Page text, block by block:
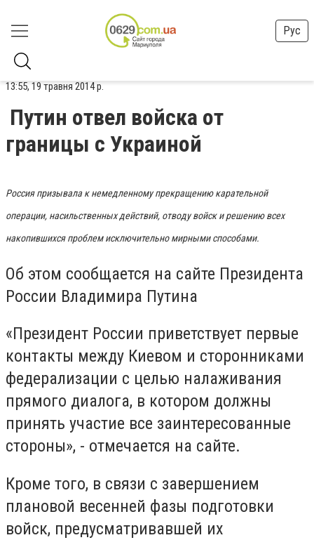
Рус
13:55, 19 травня 2014 р.
Путин отвел войска от
границы с Украиной
Россия призывала к немедленному прекращению карательной
операции, насильственных действий, отводу войск и решению всех
накопившихся проблем исключительно мирными способами.
Об этом сообщается на сайте Президента
России Владимира Путина
«Президент России приветствует первые
контакты между Киевом и сторонниками
федерализации с целью налаживания
прямого диалога, в котором должны
принять участие все заинтересованные
стороны», - отмечается на сайте.
Кроме того, в связи с завершением
плановой весенней фазы подготовки
войск, предусматривавшей их